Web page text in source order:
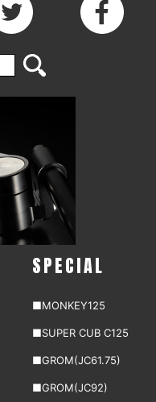
SPECIAL
■MONKEY125
■SUPER CUB C125
■GROM(JC61.75)
■GROM(JC92)